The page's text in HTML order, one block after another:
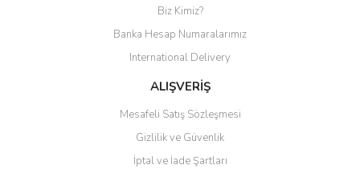
Biz Kimiz?
Banka Hesap Numaralarımız
International Delivery
ALIŞVERİŞ
Mesafeli Satış Sözleşmesi
Gizlilik ve Güvenlik
İptal ve İade Şartları